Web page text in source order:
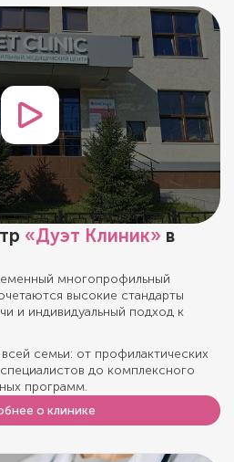
«Дуэт Клиник» в
многопрофильный
высокие стандарты
и индивидуальный подход к
семьи: от профилактических
до комплексного
программ.
о клинике